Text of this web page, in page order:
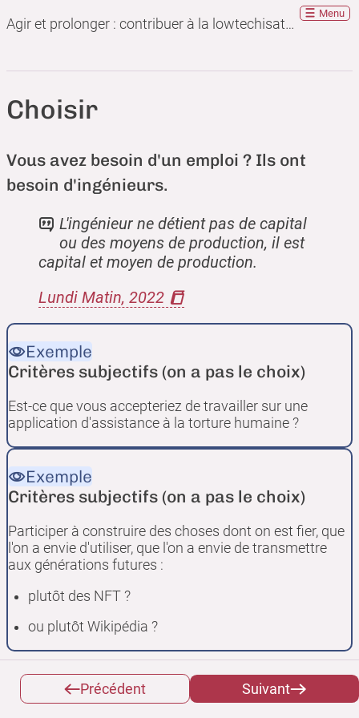
Agir et prolonger : contribuer à la lowtechisation en tant qu'ingénieur
Menu
Choisir
Vous avez besoin d'un emploi ? Ils ont
besoin d'ingénieurs.
L'ingénieur ne détient pas de capital
ou des moyens de production, il est
capital et moyen de production.
Lundi Matin, 2022
Exemple
Critères subjectifs (on a pas le choix)
Est-ce que vous accepteriez de travailler sur une
application d'assistance à la torture humaine ?
Exemple
Critères subjectifs (on a pas le choix)
Participer à construire des choses dont on est fier, que
l'on a envie d'utiliser, que l'on a envie de transmettre
aux générations futures :
plutôt des NFT ?
ou plutôt Wikipédia ?
Choisir de ne pas participer au
développement de certains secteurs et
Précédent Suivant